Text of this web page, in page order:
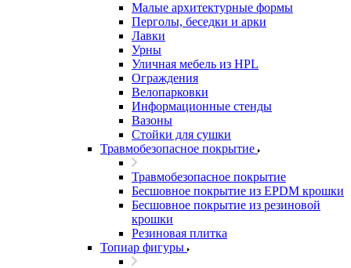
Малые архитектурные формы
Перголы, беседки и арки
Лавки
Урны
Уличная мебель из HPL
Ограждения
Велопарковки
Информационные стенды
Вазоны
Стойки для сушки
Травмобезопасное покрытие
Травмобезопасное покрытие
Бесшовное покрытие из EPDM крошки
Бесшовное покрытие из резиновой
крошки
Резиновая плитка
Топиар фигуры